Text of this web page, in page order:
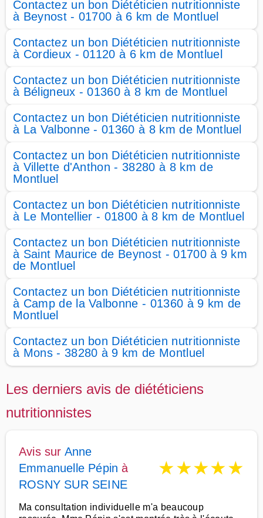
Contactez un bon Diététicien nutritionniste
à Beynost - 01700 à 6 km de Montluel
Contactez un bon Diététicien nutritionniste
à Cordieux - 01120 à 6 km de Montluel
Contactez un bon Diététicien nutritionniste
à Béligneux - 01360 à 8 km de Montluel
Contactez un bon Diététicien nutritionniste
à La Valbonne - 01360 à 8 km de Montluel
Contactez un bon Diététicien nutritionniste
à Villette d'Anthon - 38280 à 8 km de
Montluel
Contactez un bon Diététicien nutritionniste
à Le Montellier - 01800 à 8 km de Montluel
Contactez un bon Diététicien nutritionniste
à Saint Maurice de Beynost - 01700 à 9 km
de Montluel
Contactez un bon Diététicien nutritionniste
à Camp de la Valbonne - 01360 à 9 km de
Montluel
Contactez un bon Diététicien nutritionniste
à Mons - 38280 à 9 km de Montluel
Les derniers avis de diététiciens
nutritionnistes
Avis sur Anne
Emmanuelle Pépin à
ROSNY SUR SEINE
★★★★★
Ma consultation individuelle m'a beaucoup